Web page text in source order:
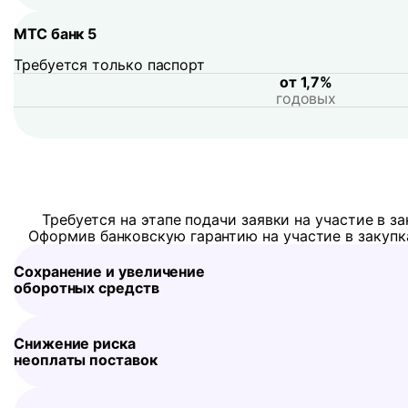
МТС банк 5
Требуется только паспорт
от 1,7%
годовых
Требуется на этапе подачи заявки на участие в
Оформив банковскую гарантию на участие в
Сохранение и увеличение
оборотных средств
Снижение риска
неоплаты поставок